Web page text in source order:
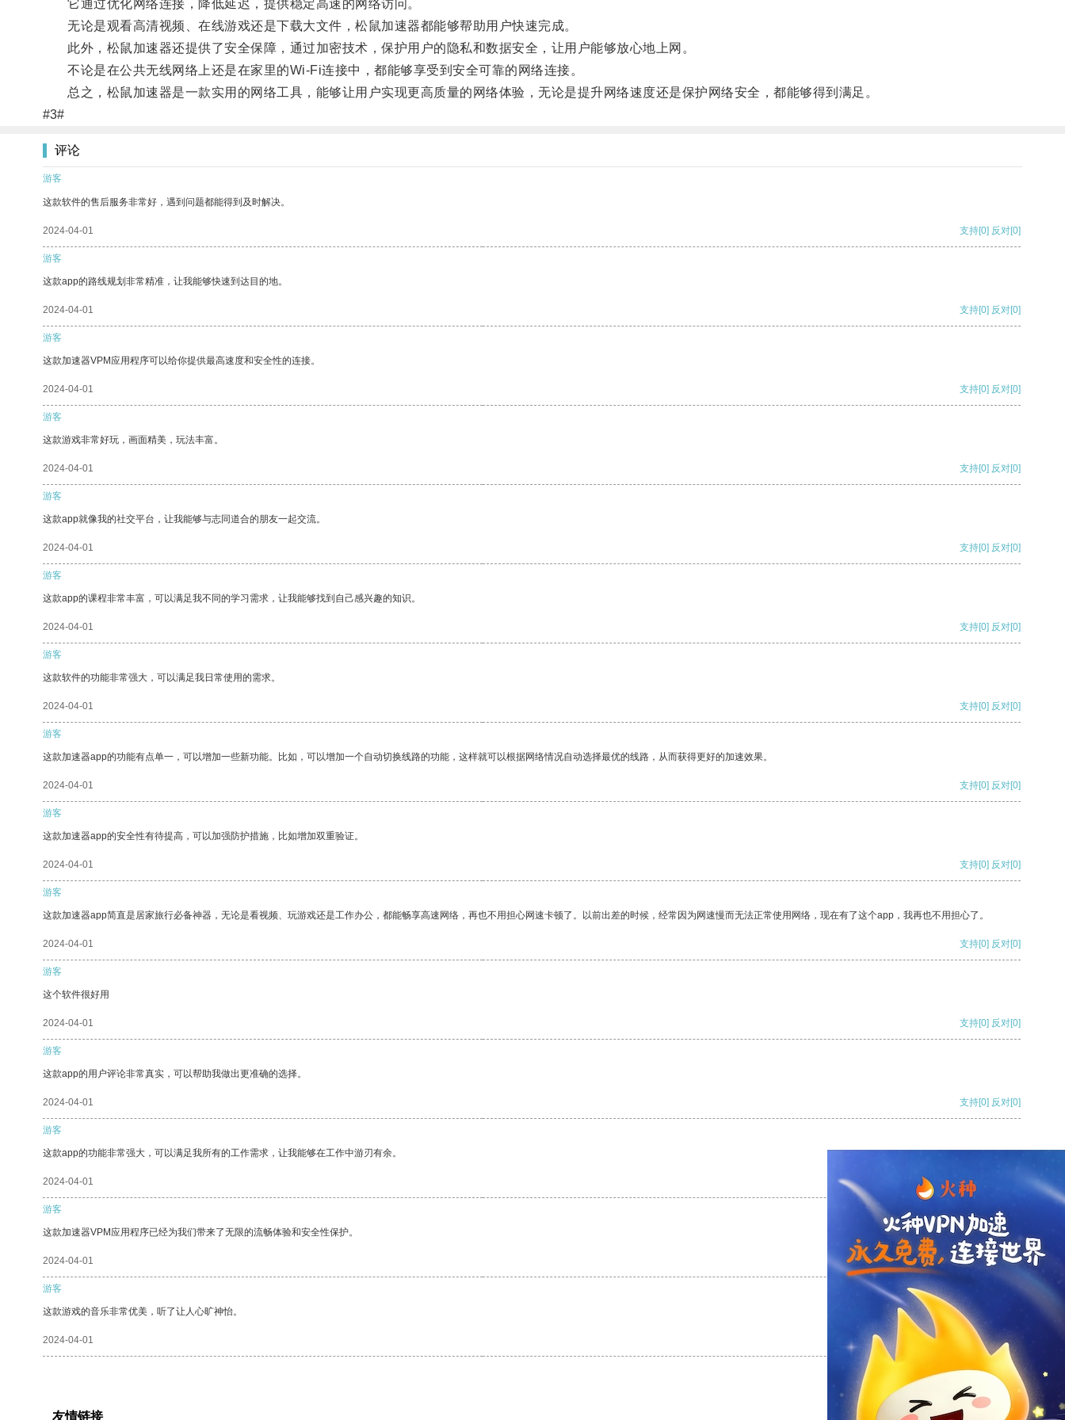
它通过优化网络连接，降低延迟，提供稳定高速的网络访问。
无论是观看高清视频、在线游戏还是下载大文件，松鼠加速器都能够帮助用户快速完成。
此外，松鼠加速器还提供了安全保障，通过加密技术，保护用户的隐私和数据安全，让用户能够放心地上网。
不论是在公共无线网络上还是在家里的Wi-Fi连接中，都能够享受到安全可靠的网络连接。
总之，松鼠加速器是一款实用的网络工具，能够让用户实现更高质量的网络体验，无论是提升网络速度还是保护网络安全，都能够得到满足。
#3#
评论
游客
这款软件的售后服务非常好，遇到问题都能得到及时解决。
2024-04-01 支持[0] 反对[0]
游客
这款app的路线规划非常精准，让我能够快速到达目的地。
2024-04-01 支持[0] 反对[0]
游客
这款加速器VPM应用程序可以给你提供最高速度和安全性的连接。
2024-04-01 支持[0] 反对[0]
游客
这款游戏非常好玩，画面精美，玩法丰富。
2024-04-01 支持[0] 反对[0]
游客
这款app就像我的社交平台，让我能够与志同道合的朋友一起交流。
2024-04-01 支持[0] 反对[0]
游客
这款app的课程非常丰富，可以满足我不同的学习需求，让我能够找到自己感兴趣的知识。
2024-04-01 支持[0] 反对[0]
游客
这款软件的功能非常强大，可以满足我日常使用的需求。
2024-04-01 支持[0] 反对[0]
游客
这款加速器app的功能有点单一，可以增加一些新功能。比如，可以增加一个自动切换线路的功能，这样就可以根据网络情况自动选择最优的线路，从而获得更好的加速效果。
2024-04-01 支持[0] 反对[0]
游客
这款加速器app的安全性有待提高，可以加强防护措施，比如增加双重验证。
2024-04-01 支持[0] 反对[0]
游客
这款加速器app简直是居家旅行必备神器，无论是看视频、玩游戏还是工作办公，都能畅享高速网络，再也不用担心网速卡顿了。以前出差的时候，经常因为网速慢而无法正常使用网络，现在有了这个app，我再也不用担心了。
2024-04-01 支持[0] 反对[0]
游客
这个软件很好用
2024-04-01 支持[0] 反对[0]
游客
这款app的用户评论非常真实，可以帮助我做出更准确的选择。
2024-04-01 支持[0] 反对[0]
游客
这款app的功能非常强大，可以满足我所有的工作需求，让我能够在工作中游刃有余。
2024-04-01 支持
游客
这款加速器VPM应用程序已经为我们带来了无限的流畅体验和安全性保护。
2024-04-01 支持[0] 反对[0]
游客
这款游戏的音乐非常优美，听了让人心旷神怡。
2024-04-01 支持[0] 反对[0]
友情链接